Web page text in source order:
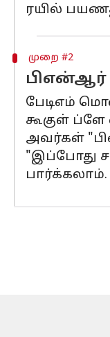
ரயில்
முறை #2
பிஎன்ஆர்
பேடிஎம்
கூகுள் ப்ளே
அவர்கள்
"இப்போது
பார்க்கலாம்.